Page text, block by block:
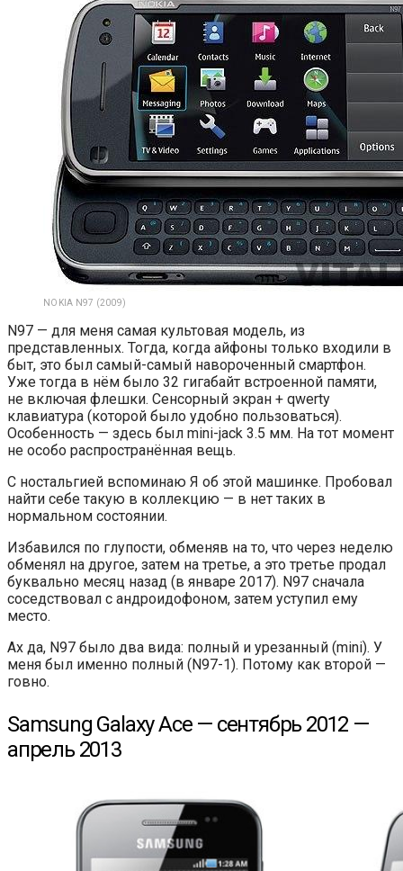
NOKIA N97 (2009)
N97 — для меня самая культовая модель, из
представленных. Тогда, когда айфоны только входили в
быт, это был самый-самый навороченный смартфон.
Уже тогда в нём было 32 гигабайт встроенной памяти,
не включая флешки. Сенсорный экран + qwerty
клавиатура (которой было удобно пользоваться).
Особенность — здесь был mini-jack 3.5 мм. На тот момент
не особо распространённая вещь.
С ностальгией вспоминаю Я об этой машинке. Пробовал
найти себе такую в коллекцию — в нет таких в
нормальном состоянии.
Избавился по глупости, обменяв на то, что через неделю
обменял на другое, затем на третье, а это третье продал
буквально месяц назад (в январе 2017). N97 сначала
соседствовал с андроидофоном, затем уступил ему
место.
Ах да, N97 было два вида: полный и урезанный (mini). У
меня был именно полный (N97-1). Потому как второй —
говно.
Samsung Galaxy Ace — сентябрь 2012 —
апрель 2013